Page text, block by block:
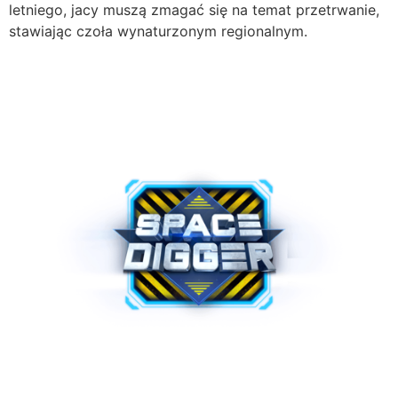
letniego, jacy muszą zmagać się na temat przetrwanie,
stawiając czoła wynaturzonym regionalnym.